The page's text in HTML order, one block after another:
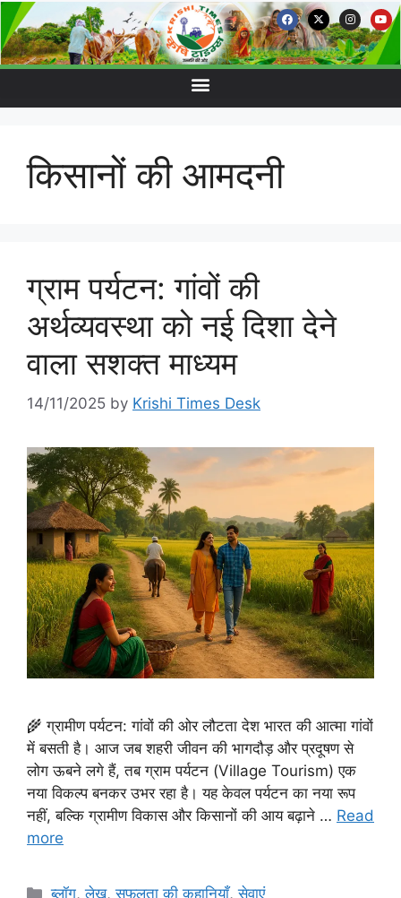
किसानों की आमदनी
ग्राम पर्यटन: गांवों की
अर्थव्यवस्था को नई दिशा देने
वाला सशक्त माध्यम
14/11/2025 by Krishi Times Desk
🌾 ग्रामीण पर्यटन: गांवों की ओर लौटता देश भारत की आत्मा गांवों
में बसती है। आज जब शहरी जीवन की भागदौड़ और प्रदूषण से
लोग ऊबने लगे हैं, तब ग्राम पर्यटन (Village Tourism) एक
नया विकल्प बनकर उभर रहा है। यह केवल पर्यटन का नया रूप
नहीं, बल्कि ग्रामीण विकास और किसानों की आय बढ़ाने … Read
more
ब्लॉग,लेख,सफलता की कहानियाँ,सेवाएं